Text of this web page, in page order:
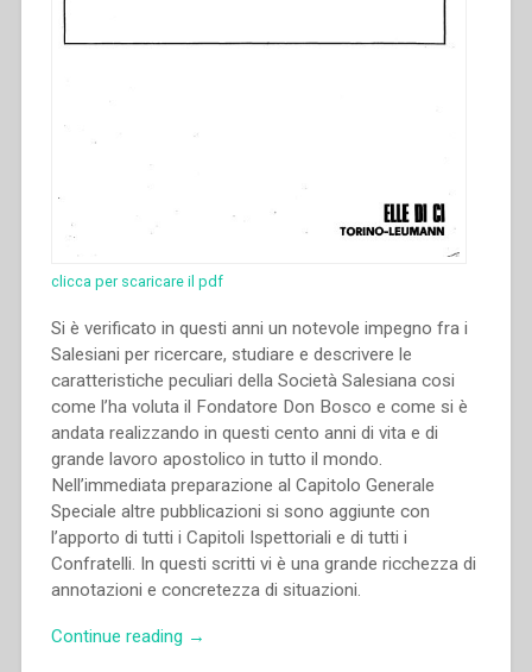
clicca per scaricare il pdf
Si è verificato in questi anni un notevole impegno fra i
Salesiani per ricercare, studiare e descrivere le
caratteristiche peculiari della Società Salesiana cosi
come l’ha voluta il Fondatore Don Bosco e come si è
andata realizzando in questi cento anni di vita e di
grande lavoro apostolico in tutto il mondo.
Nell’immediata preparazione al Capitolo Generale
Speciale altre pubblicazioni si sono aggiunte con
l’apporto di tutti i Capitoli Ispettoriali e di tutti i
Confratelli. In questi scritti vi è una grande ricchezza di
annotazioni e concretezza di situazioni.
Continue reading “Commissione
→